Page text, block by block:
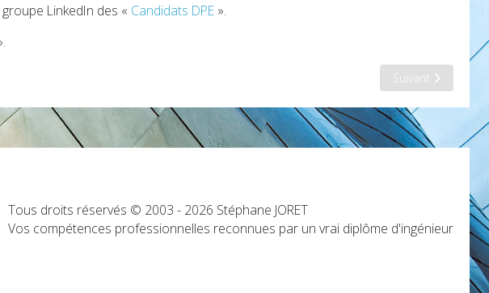
LinkedIn des « Candidats DPE ».
Article suivant :
Suivant
Tous droits réservés © 2003 - 2026 Stéphane JORET
Vos compétences professionnelles reconnues par un vrai diplôme d'ingénieur